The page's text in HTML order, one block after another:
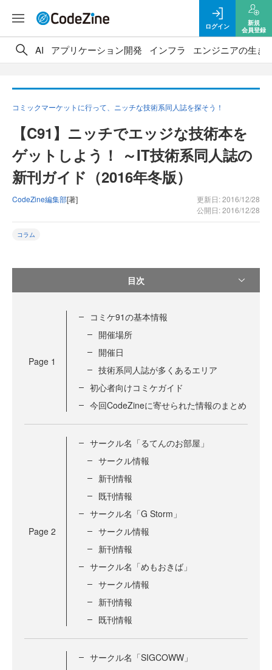
ログイン
新規
会員登録
AI アプリケーション開発 インフラ エンジニアの生き
コミックマーケットに行って、ニッチな技術系同人誌を探そう！
【C91】ニッチでエッジな技術本を
ゲットしよう！ ～IT技術系同人誌の
新刊ガイド（2016年冬版）
CodeZine編集部[著]
更新日: 2016/12/28
公開日: 2016/12/28
コラム
目次
Page 1
コミケ91の基本情報
開催場所
開催日
技術系同人誌が多くあるエリア
初心者向けコミケガイド
今回CodeZineに寄せられた情報のまとめ
Page 2
サークル名「るてんのお部屋」
サークル情報
新刊情報
既刊情報
サークル名「G Storm」
サークル情報
新刊情報
サークル名「めもおきば」
サークル情報
新刊情報
既刊情報
サークル名「SIGCOWW」